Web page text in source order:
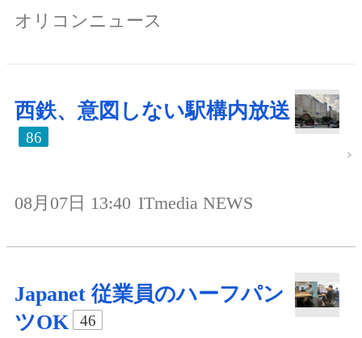
オリコンニュース
西鉄、意図しない駅構内放送
86
08月07日 13:40 ITmedia NEWS
Japanet 従業員のハーフパン
ツOK
46